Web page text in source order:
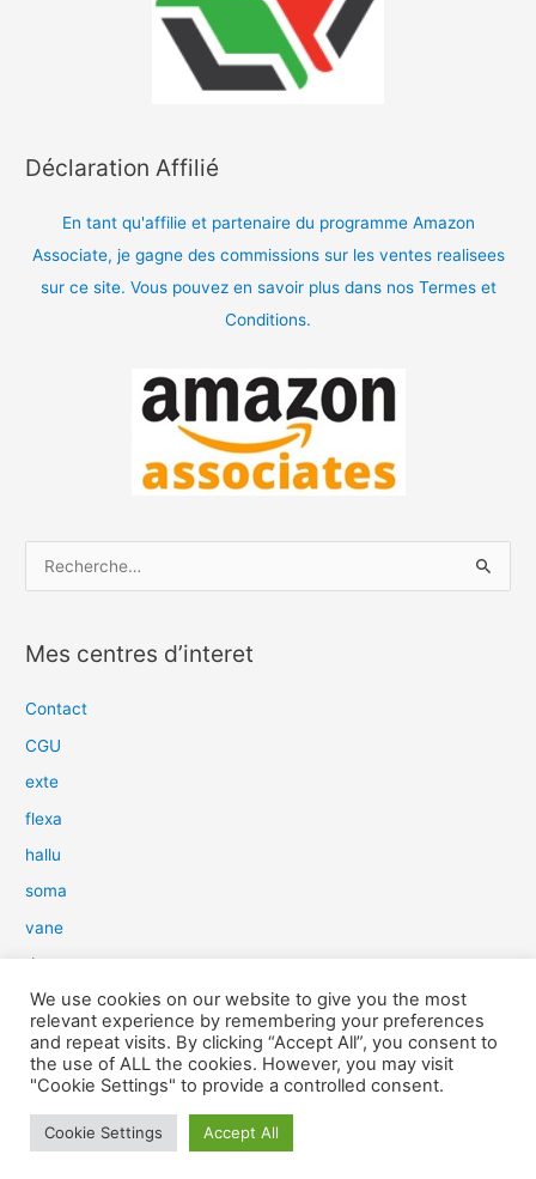
Déclaration Affilié
En tant qu'affilie et partenaire du programme Amazon
Associate, je gagne des commissions sur les ventes realisees
sur ce site. Vous pouvez en savoir plus dans nos Termes et
Conditions.
h
e
e
r
:
Mes centres d’interet
Contact
CGU
exte
flexa
hallu
soma
vane
dow
slim
aure
light
We use cookies on our website to give you the most
relevant experience by remembering your preferences
and repeat visits. By clicking “Accept All”, you consent to
the use of ALL the cookies. However, you may visit
"Cookie Settings" to provide a controlled consent.
Cookie Settings Accept All